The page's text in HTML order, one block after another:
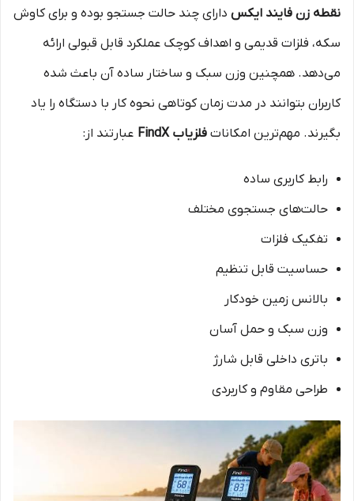
نقطه زن فایند ایکس دارای چند حالت جستجو بوده و برای کاوش
سکه، فلزات قدیمی و اهداف کوچک عملکرد قابل قبولی ارائه
می‌دهد. همچنین وزن سبک و ساختار ساده آن باعث شده
کاربران بتوانند در مدت زمان کوتاهی نحوه کار با دستگاه را یاد
بگیرند. مهم‌ترین امکانات فلزیاب FindX عبارتند از:
رابط کاربری ساده
حالت‌های جستجوی مختلف
تفکیک فلزات
حساسیت قابل تنظیم
بالانس زمین خودکار
وزن سبک و حمل آسان
باتری داخلی قابل شارژ
طراحی مقاوم و کاربردی